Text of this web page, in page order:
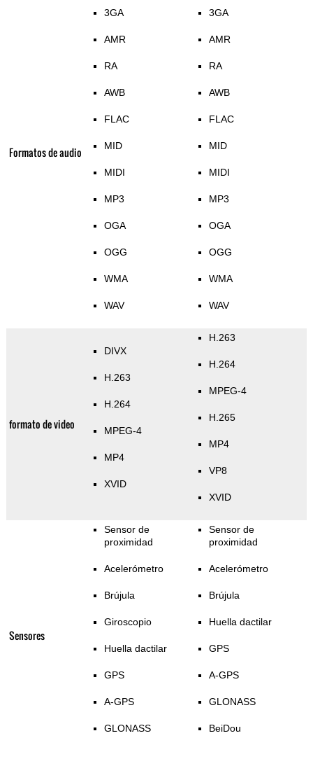
Formatos de audio
3GA
AMR
RA
AWB
FLAC
MID
MIDI
MP3
OGA
OGG
WMA
WAV
3GA
AMR
RA
AWB
FLAC
MID
MIDI
MP3
OGA
OGG
WMA
WAV
formato de video
DIVX
H.263
H.264
MPEG-4
MP4
XVID
H.263
H.264
MPEG-4
H.265
MP4
VP8
XVID
Sensores
Sensor de
proximidad
Acelerómetro
Brújula
Giroscopio
Huella dactilar
GPS
A-GPS
GLONASS
Sensor de
proximidad
Acelerómetro
Brújula
Huella dactilar
GPS
A-GPS
GLONASS
BeiDou